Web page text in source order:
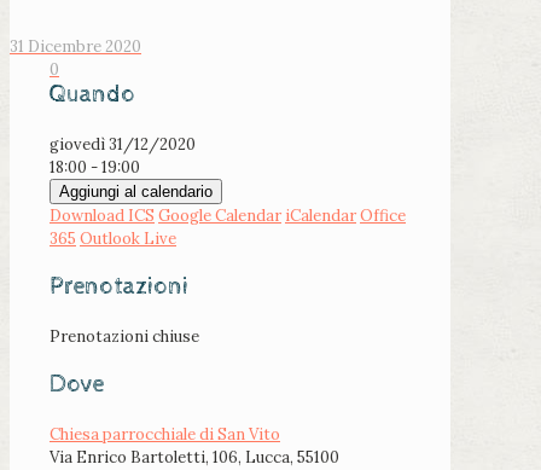
31 Dicembre 2020
0
Quando
giovedì 31/12/2020
18:00 - 19:00
Aggiungi al calendario
Download ICS Google Calendar iCalendarOffice
365 Outlook Live
Prenotazioni
Prenotazioni chiuse
Dove
Chiesa parrocchiale di San Vito
Via Enrico Bartoletti, 106, Lucca, 55100